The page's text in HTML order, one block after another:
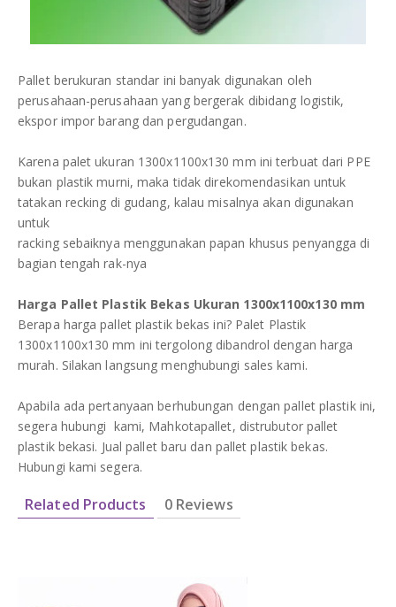
Pallet berukuran standar ini banyak digunakan oleh
perusahaan-perusahaan yang bergerak dibidang logistik,
ekspor impor barang dan pergudangan.
Karena palet ukuran 1300x1100x130 mm ini terbuat dari PPE
bukan plastik murni, maka tidak direkomendasikan untuk
tatakan recking di gudang, kalau misalnya akan digunakan
untuk
racking sebaiknya menggunakan papan khusus penyangga di
bagian tengah rak-nya
Harga Pallet Plastik Bekas Ukuran 1300x1100x130 mm
Berapa harga pallet plastik bekas ini? Palet Plastik
1300x1100x130 mm ini tergolong dibandrol dengan harga
murah. Silakan langsung menghubungi sales kami.
Apabila ada pertanyaan berhubungan dengan pallet plastik ini,
segera hubungi kami, Mahkotapallet, distrubutor pallet
plastik bekasi. Jual pallet baru dan pallet plastik bekas.
Hubungi kami segera.
Related Products 0 Reviews